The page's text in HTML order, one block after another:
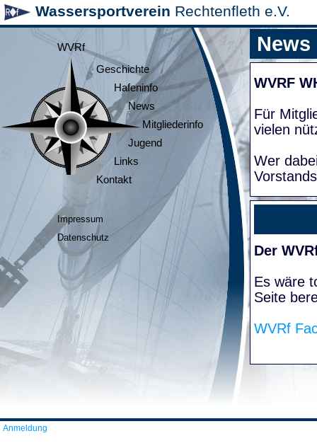
Wassersportverein Rechtenfleth e.V.
WVRf
Geschichte
Hafeninfo
News
Mitgliederinfo
Jugend
Links
Kontakt
Impressum
Datenschutz
News
WVRF
Für
vielen
Wer
Der
Es wäre
Seite
WVRf
Anmeldung